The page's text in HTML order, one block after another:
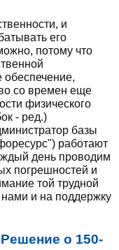
и
его
потому что
обеспечение,
со времен еще
физического
- ред.)
базы
работают
день проводим
погрешностей и
той трудной
нами и на поддержку
Решение о 150-